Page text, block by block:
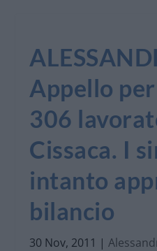
Appello
306
Cissaca. I
intanto
bilancio
30 Nov, 2011 |